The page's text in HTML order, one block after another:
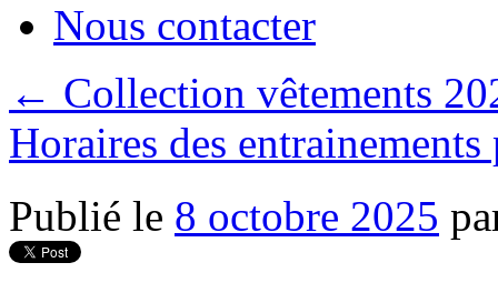
Nous contacter
← Collection vêtements
Horaires des
Publié le 8 octobre 2025